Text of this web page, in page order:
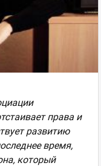
права и
развитию
время,
который